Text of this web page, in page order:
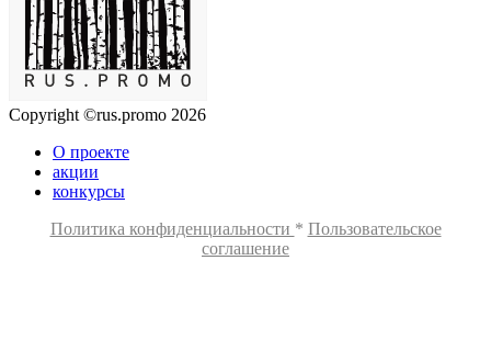
Copyright ©rus.promo 2026
О проекте
акции
конкурсы
Политика конфиденциальности * Пользовательское
соглашение